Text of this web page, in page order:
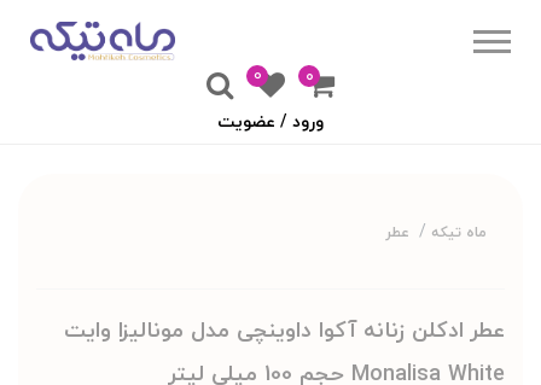
۰
0
ورود / عضویت
ماه تیکه عطر
عطر ادکلن زنانه آکوا داوینچی مدل مونالیزا وایت
Monalisa White حجم 100 میلی لیتر